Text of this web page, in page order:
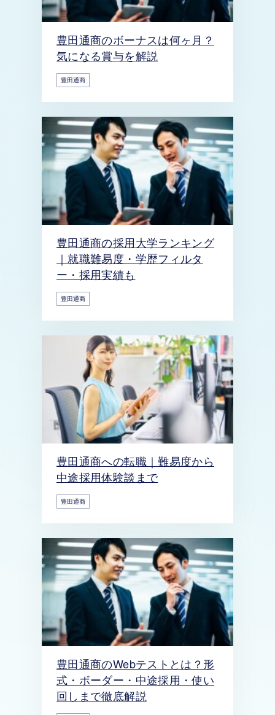
豊田通商のボーナスは何ヶ月？
気になる賞与を解説
豊田通商
豊田通商の採用大学ランキング
｜就職難易度・学歴フィルタ
ー・採用実績も
豊田通商
豊田通商への転職｜難易度から
中途採用体験談まで
豊田通商
豊田通商のWebテストとは？形
式・ボーダー・中途採用・使い
回しまで徹底解説